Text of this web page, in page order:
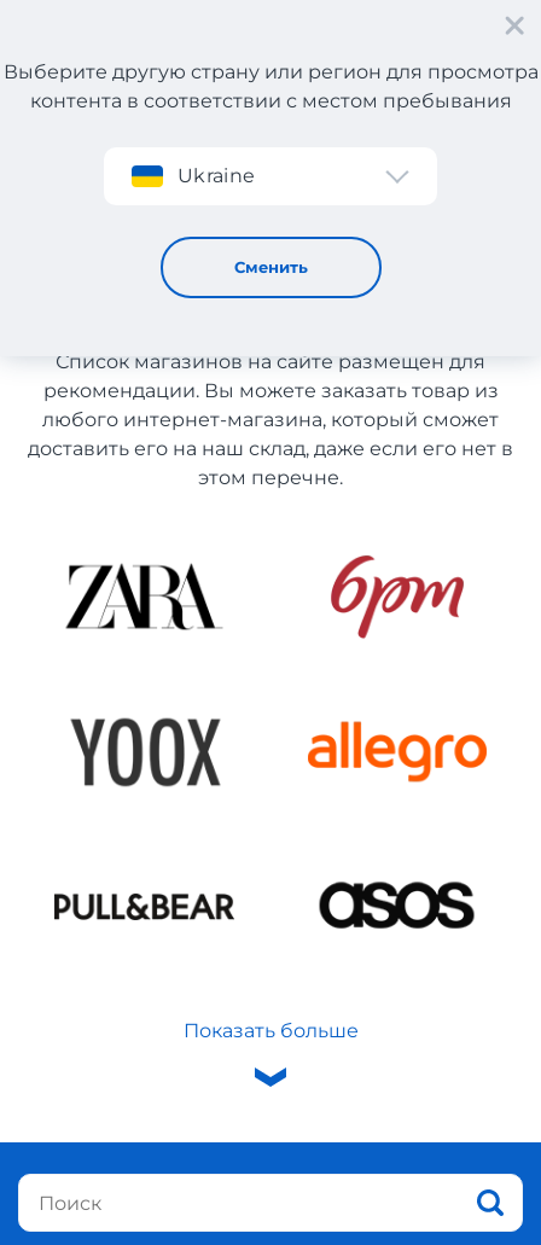
Регистрация
Выберите другую страну или регион для просмотра
контента в соответствии с местом пребывания
Ukraine
Сменить
Мужские товары с доставкой в Казахстан
Мужские товары с доставкой
в Казахстан
Список магазинов на сайте размещен для
рекомендации. Вы можете заказать товар из
любого интернет-магазина, который сможет
доставить его на наш склад, даже если его нет в
этом перечне.
Показать больше